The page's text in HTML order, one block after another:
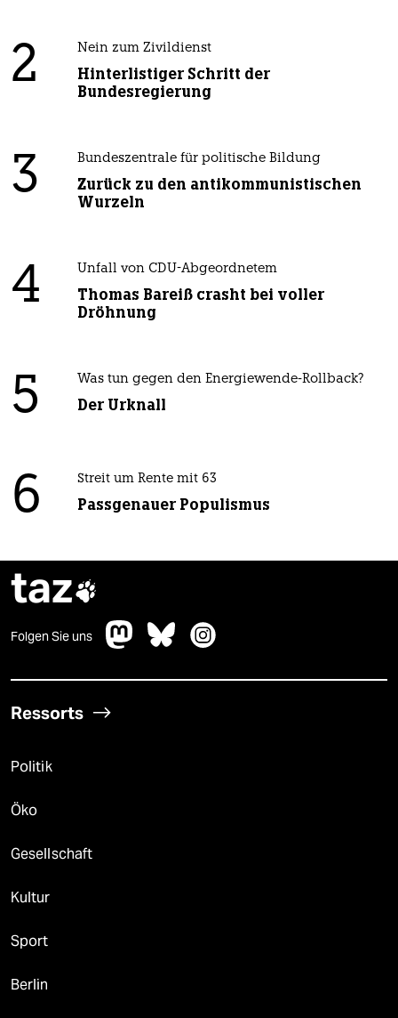
2 Nein zum Zivildienst
Hinterlistiger Schritt der
Bundesregierung
3 Bundeszentrale für politische Bildung
Zurück zu den antikommunistischen
Wurzeln
4 Unfall von CDU-Abgeordnetem
Thomas Bareiß crasht bei voller
Dröhnung
5 Was tun gegen den Energiewende-Rollback?
Der Urknall
6 Streit um Rente mit 63
Passgenauer Populismus
taz
Folgen Sie uns
Ressorts
Politik
Öko
Gesellschaft
Kultur
Sport
Berlin